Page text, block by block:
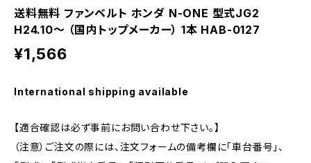
送料無料 ファンベルト ホンダ N-ONE 型式JG2
H24.10～ （国内トップメーカー） 1本 HAB-0127
¥1,566
International shipping available
【適合確認は必ず事前にお問い合わせ下さい。】
（注意）ご注文の際には、注文フォームの備考欄に「車台番号」、